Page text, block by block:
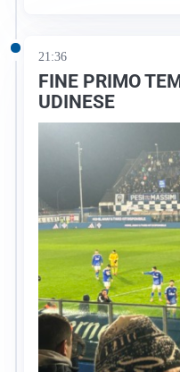
21:36
FINE PRIMO
UDINESE